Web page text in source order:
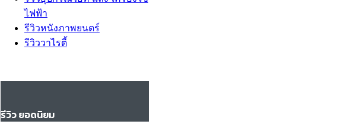
ไฟฟ้า
รีวิวหนังภาพยนตร์
รีวิววาไรตี้
รีวิว ยอดนิยม